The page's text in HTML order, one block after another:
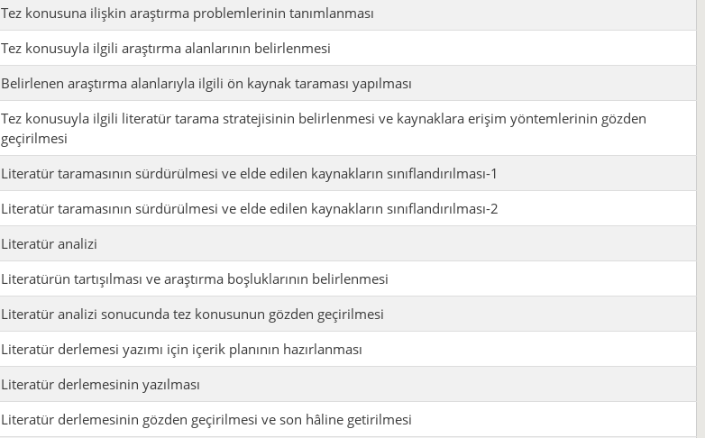
Tez konusuna ilişkin araştırma problemlerinin tanımlanması
Tez konusuyla ilgili araştırma alanlarının belirlenmesi
Belirlenen araştırma alanlarıyla ilgili ön kaynak taraması yapılması
Tez konusuyla ilgili literatür tarama stratejisinin belirlenmesi ve kaynaklara erişim yöntemlerinin gözden
geçirilmesi
Literatür taramasının sürdürülmesi ve elde edilen kaynakların sınıflandırılması-1
Literatür taramasının sürdürülmesi ve elde edilen kaynakların sınıflandırılması-2
Literatür analizi
Literatürün tartışılması ve araştırma boşluklarının belirlenmesi
Literatür analizi sonucunda tez konusunun gözden geçirilmesi
Literatür derlemesi yazımı için içerik planının hazırlanması
Literatür derlemesinin yazılması
Literatür derlemesinin gözden geçirilmesi ve son hâline getirilmesi